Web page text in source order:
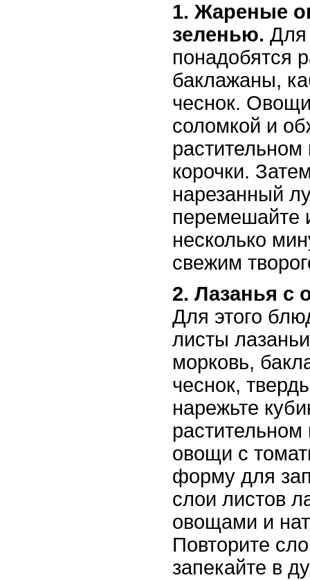
1. Жареные
зеленью. Для
понадобятся
баклажаны,
чеснок.
соломкой и
растительном
корочки.
нарезанный
перемешайте
несколько
свежим
2. Лазанья с
Для этого
листы
морковь,
чеснок,
нарежьте
овощи с
форму для
слои листов
овощами и
Повторите
запекайте в